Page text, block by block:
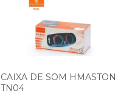
CAIXA DE SOM HMASTON
TN04